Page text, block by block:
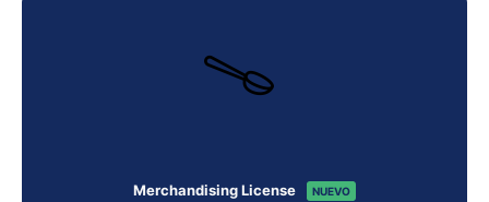
Merchandising License NUEVO